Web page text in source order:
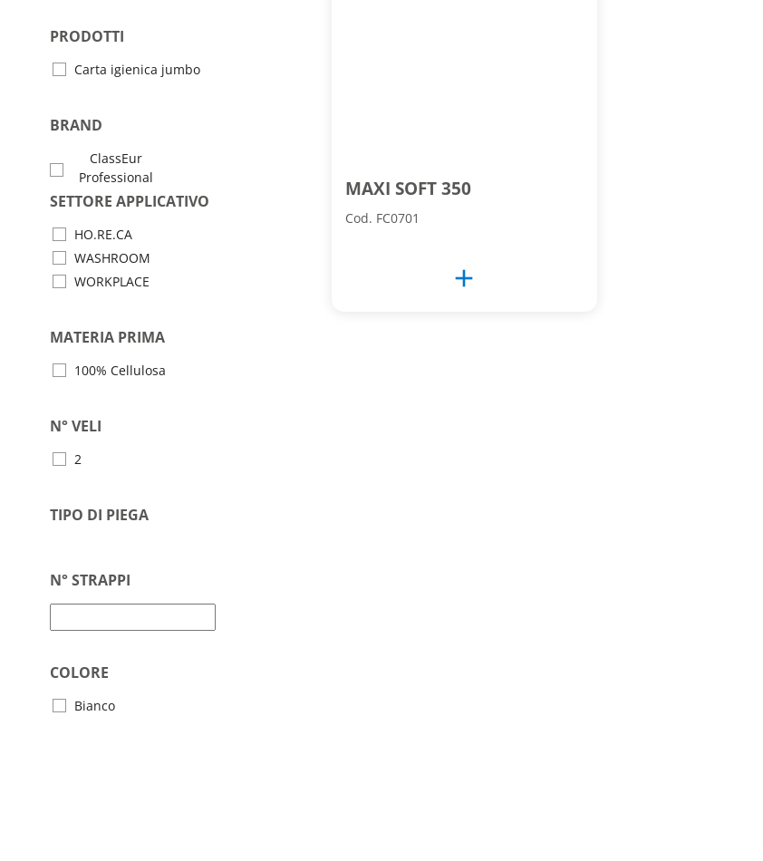
PRODOTTI
Carta igienica jumbo
BRAND
ClassEur
Professional
SETTORE APPLICATIVO
HO.RE.CA
WASHROOM
WORKPLACE
MATERIA PRIMA
100% Cellulosa
N° VELI
2
TIPO DI PIEGA
N° STRAPPI
COLORE
Bianco
MAXI SOFT 350
Cod. FC0701
add